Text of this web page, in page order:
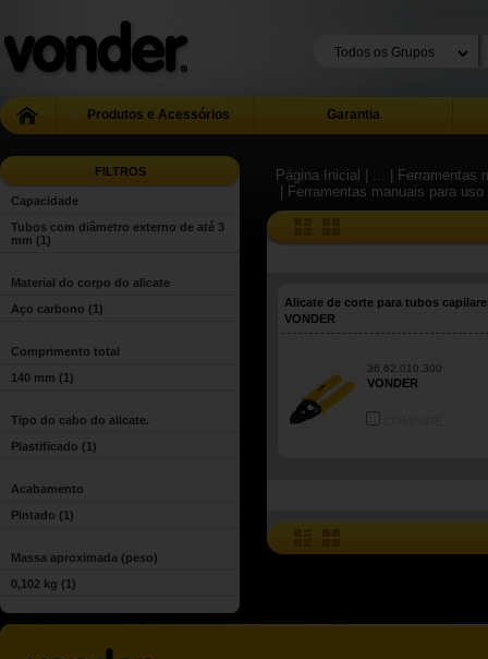
Produtos e Acessórios Garantia
FILTROS
Capacidade
Tubos com diâmetro externo de até 3
mm (1)
Material do corpo do alicate
Aço carbono (1)
Comprimento total
140 mm (1)
Tipo do cabo do alicate.
Plastificado (1)
Acabamento
Pintado (1)
Massa aproximada (peso)
0,102 kg (1)
Página Inicial | ...
|
| Ferramentas manuais para uso
Alicate de corte para tubos
VONDER
36.62.010.300
VONDER